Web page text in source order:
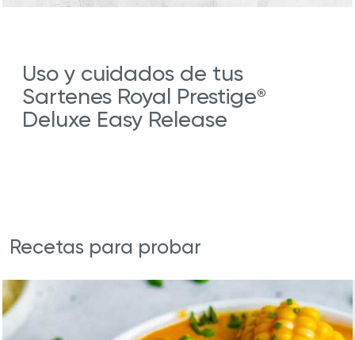
Uso y cuidados de tus
Sartenes Royal Prestige®
Deluxe Easy Release
Recetas para probar